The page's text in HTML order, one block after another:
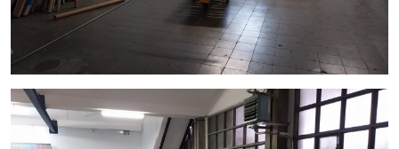
comerciales.